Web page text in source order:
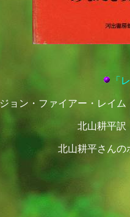
「
ジョン・ファイアー・レイ
北山耕平
北山耕平さんの